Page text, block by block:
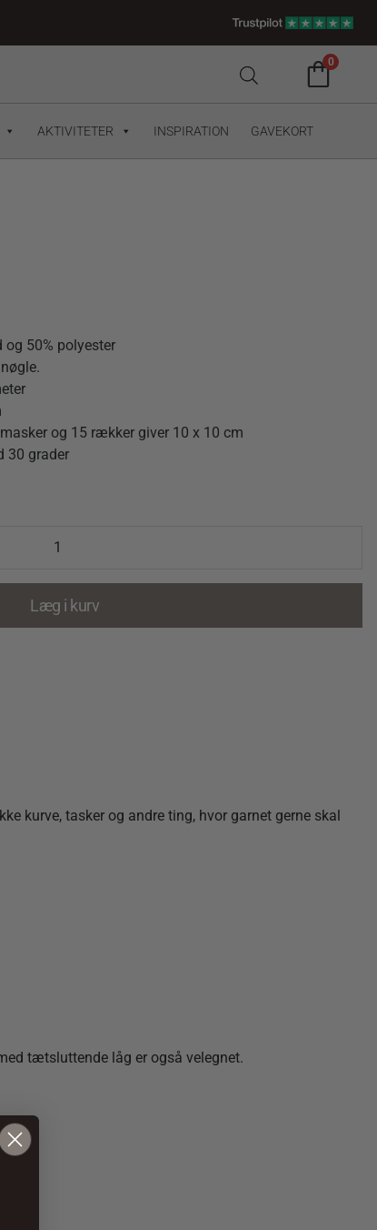
0
AKTIVITETER INSPIRATION GAVEKORT
og 50% polyester
og 15 rækker giver 10 x 10 cm
30 grader
Læg i kurv
kurve, tasker og andre ting, hvor garnet gerne skal
tætsluttende låg er også velegnet.